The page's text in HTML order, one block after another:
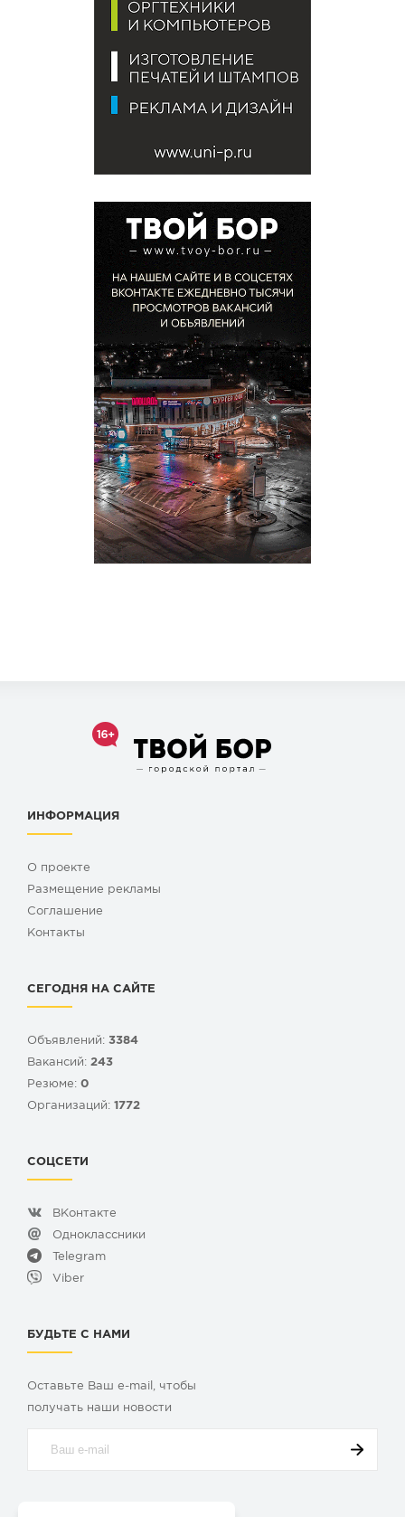
ИНФОРМАЦИЯ
О проекте
Размещение рекламы
Cоглашение
Контакты
СЕГОДНЯ НА САЙТЕ
Объявлений: 3384
Вакансий: 243
Резюме: 0
Организаций: 1772
СОЦСЕТИ
ВКонтакте
Одноклассники
Telegram
Viber
БУДЬТЕ С НАМИ
Оставьте Ваш e-mail, чтобы
получать наши новости